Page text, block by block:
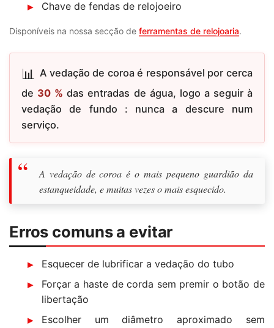
Chave de fendas de relojoeiro
Disponíveis na nossa secção de ferramentas de relojoaria.
A vedação de coroa é responsável por cerca
de 30 % das entradas de água, logo a seguir à
vedação de fundo : nunca a descure num
serviço.
A vedação de coroa é o mais pequeno guardião da
estanqueidade, e muitas vezes o mais esquecido.
Erros comuns a evitar
Esquecer de lubrificar a vedação do tubo
Forçar a haste de corda sem premir o botão de
libertação
Escolher um diâmetro aproximado sem